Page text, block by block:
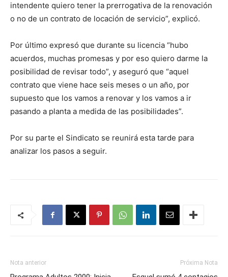
intendente quiero tener la prerrogativa de la renovación
o no de un contrato de locación de servicio”, explicó.
Por último expresó que durante su licencia “hubo
acuerdos, muchas promesas y por eso quiero darme la
posibilidad de revisar todo”, y aseguró que “aquel
contrato que viene hace seis meses o un año, por
supuesto que los vamos a renovar y los vamos a ir
pasando a planta a medida de las posibilidades”.
Por su parte el Sindicato se reunirá esta tarde para
analizar los pasos a seguir.
Nota anterior Próxima Nota